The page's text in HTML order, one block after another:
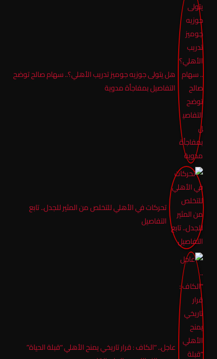
هل يتولى جوزيه جوميز تدريب الأهلي؟.. سهام صالح توضح
التفاصيل بمفاجأة مدوية
تحركات في الأهلي للتخلص من المثير للجدل.. تابع
التفاصيل
عاجل.. “الكاف : قرار تاريخي يمنح الأهلي “قبلة الحياة”